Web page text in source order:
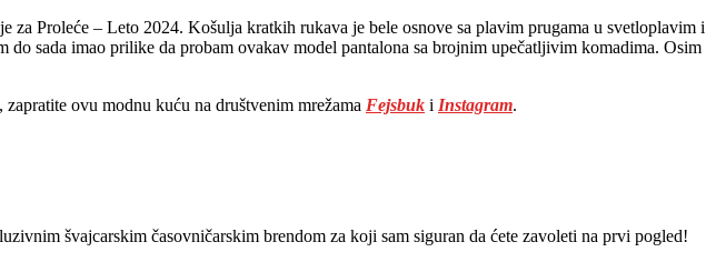
za Proleće – Leto 2024. Košulja kratkih rukava je bele osnove sa plavim prugama u svetloplavim i
sada imao prilike da probam ovakav model pantalona sa brojnim upečatljivim komadima. Osim
zapratite ovu modnu kuću na društvenim mrežama Fejsbuk i Instagram.
švajcarskim časovničarskim brendom za koji sam siguran da ćete zavoleti na prvi pogled!